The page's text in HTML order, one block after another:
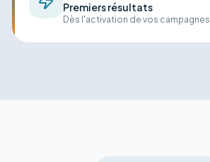
Premiers résultats
Dès l'activation de vos campagnes